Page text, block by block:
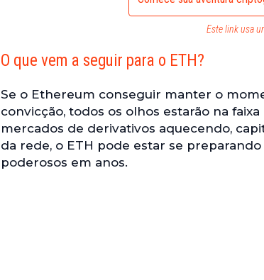
Este link usa
O que vem a seguir para o ETH?
Se o Ethereum conseguir manter o
convicção, todos os olhos estarão na
mercados de derivativos aquecendo,
da rede, o ETH pode estar se
poderosos em anos.